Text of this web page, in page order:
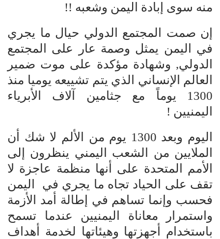
منه سوى إبادة اليمن وشعبه !!
إن صمت المجتمع الدولي حيال ما يجري
في اليمن يمثل وصمة عار على المجتمع
الدولي, وشهادة مؤكدة على موت ضمير
العالم الإنساني الذي يتم تشييعه يوميا منذ
1300 يوماً مع جثامين آلاف الأبرياء
اليمنيين !
اليوم وبعد 1300 يوم من الألم لا شك أن
الملايين من الشعب اليمني ينظرون إلى
الأمم المتحدة على أنها منظمة عاجزة لا
تقف على الحياد تجاه ما يجري في اليمن
فحسب وإنما تساهم في إطالة أمد الأزمة
واستمرار معاناة اليمنيين عندما تسمح
باستخدام أجهزتها وهيئاتها لخدمة أهداف